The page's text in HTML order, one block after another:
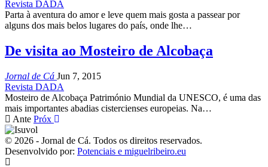
Revista DADA
Parta à aventura do amor e leve quem mais gosta a passear por
alguns dos mais belos lugares do país, onde lhe…
De visita ao Mosteiro de Alcobaça
Jornal de Cá Jun 7, 2015
Revista DADA
Mosteiro de Alcobaça Património Mundial da UNESCO, é uma das
mais importantes abadias cistercienses europeias. Na…
Ante Próx
© 2026 - Jornal de Cá. Todos os direitos reservados.
Desenvolvido por: Potenciais e miguelribeiro.eu